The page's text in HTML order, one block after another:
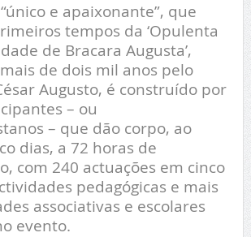
e apaixonante”, que
tempos da ‘Opulenta
de Bracara Augusta’,
de dois mil anos pelo
Augusto, é construído por
– ou
– que dão corpo, ao
dias, a 72 horas de
com 240 actuações em cinco
pedagógicas e mais
associativas e escolares
evento.